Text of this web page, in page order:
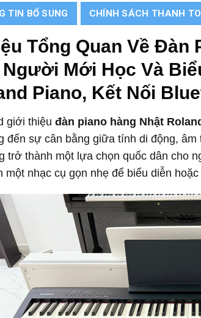
TIN BỔ SUNG CHÍNH SÁCH THANH
Tổng Quan Về Đàn
Mới Học Và
Piano, Kết Nối
giới thiệu đàn piano hàng Nhật
đến sự cân bằng giữa tính di động,
trở thành một lựa chọn quốc dân cho
một nhạc cụ gọn nhẹ để biểu diễn hoặc